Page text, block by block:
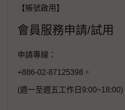
【帳號啟用】
會員服務申請/試用
申請專線：
+886-02-87125398。
(週一至週五工作日9:00~18:00)